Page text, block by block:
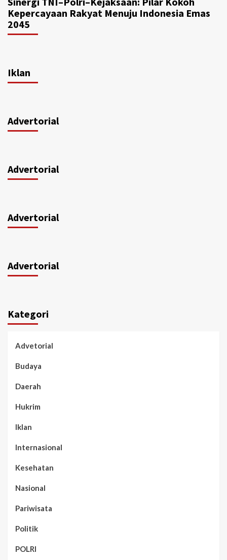
Kepercayaan Rakyat Menuju Indonesia Emas
2045
Iklan
Advertorial
Advertorial
Advertorial
Advertorial
Kategori
Advetorial
Budaya
Daerah
Hukrim
Iklan
Internasional
Kesehatan
Nasional
Pariwisata
Politik
POLRI